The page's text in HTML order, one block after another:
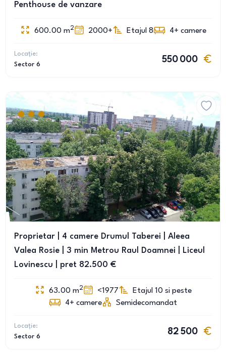
Penthouse de vanzare
600.00 m2 2000+ Etajul 8 4+ camere
Locație:
Sector 6
550 000
Proprietar | 4 camere Drumul Taberei | Aleea
Valea Rosie | 3 min Metrou Raul Doamnei | Liceul
Lovinescu | pret 82.500 €
63.00 m2 <1977
Etajul 10 si peste
4+ camere Semidecomandat
Locație:
Sector 6
82 500